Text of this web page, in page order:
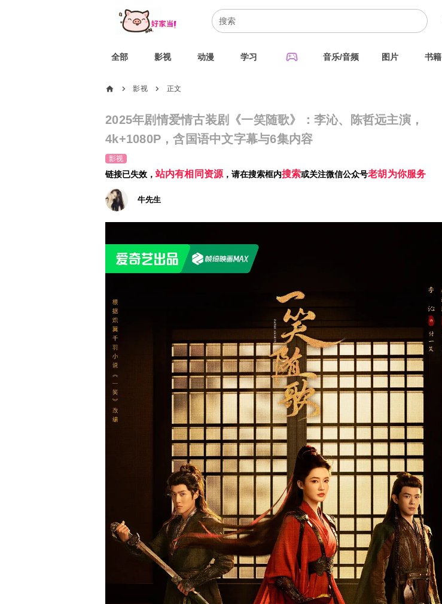
全部 影视 动漫 学习 sports_esports 音乐/音频 图片 书籍
home chevron_right 影视 chevron_right 正文
2025年剧情爱情古装剧《一笑随歌》：李沁、陈哲远主演，
4k+1080P，含国语中文字幕与6集内容
影视
链接已失效，站内有相同资源，请在搜索框内搜索或关注微信公众号老胡为你服务
牛先生